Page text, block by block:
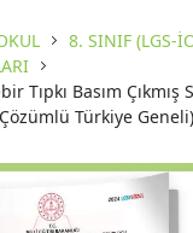
8. SINIF (LGS-
Tıpkı Basım Çıkmış
Türkiye Geneli)